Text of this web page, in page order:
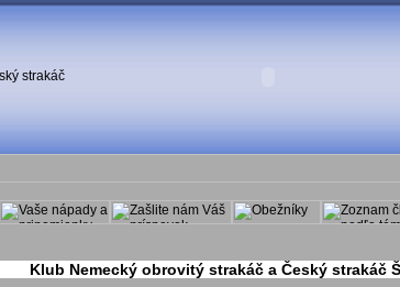
Klub Nemecký obrovitý strakáč a Český strakáč